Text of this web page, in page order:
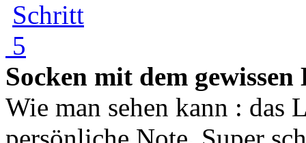
Socken mit dem gewissen
Wie man sehen kann :